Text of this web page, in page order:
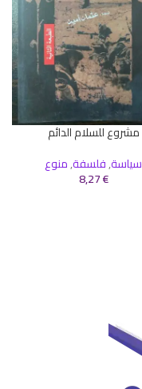
مشروع للسلام الدائم
سياسة,فلسفة,منوع
8,27€